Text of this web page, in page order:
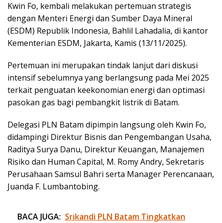
Kwin Fo, kembali melakukan pertemuan strategis
dengan Menteri Energi dan Sumber Daya Mineral
(ESDM) Republik Indonesia, Bahlil Lahadalia, di kantor
Kementerian ESDM, Jakarta, Kamis (13/11/2025).
Pertemuan ini merupakan tindak lanjut dari diskusi
intensif sebelumnya yang berlangsung pada Mei 2025
terkait penguatan keekonomian energi dan optimasi
pasokan gas bagi pembangkit listrik di Batam.
Delegasi PLN Batam dipimpin langsung oleh Kwin Fo,
didampingi Direktur Bisnis dan Pengembangan Usaha,
Raditya Surya Danu, Direktur Keuangan, Manajemen
Risiko dan Human Capital, M. Romy Andry, Sekretaris
Perusahaan Samsul Bahri serta Manager Perencanaan,
Juanda F. Lumbantobing.
BACA JUGA: Srikandi PLN Batam Tingkatkan